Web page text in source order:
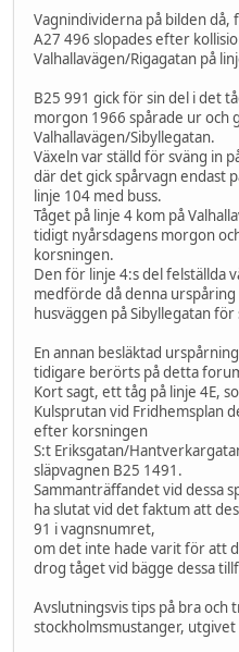
Vagnindividerna på bilden då,
A27 496 slopades efter
Valhallavägen/Rigagatan på
B25 991 gick för sin del i det
morgon 1966 spårade ur och
Valhallavägen/Sibyllegatan.
Växeln var ställd för sväng in
där det gick spårvagn endast
linje 104 med buss.
Tåget på linje 4 kom på
tidigt nyårsdagens morgon
korsningen.
Den för linje 4:s del felställda
medförde då denna
husväggen på Sibyllegatan
En annan besläktad
tidigare berörts på detta
Kort sagt, ett tåg på linje 4E,
Kulsprutan vid Fridhemsplan
efter korsningen
S:t Eriksgatan/
släpvagnen B25 1491.
Sammanträffandet vid dessa
ha slutat vid det faktum att
91 i vagnsnumret,
om det inte hade varit för att
drog tåget vid bägge dessa
Avslutningsvis tips på bra
stockholmsmustanger, utgivet